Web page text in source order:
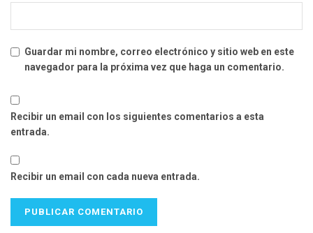
Guardar mi nombre, correo electrónico y sitio web en este
navegador para la próxima vez que haga un comentario.
Recibir un email con los siguientes comentarios a esta
entrada.
Recibir un email con cada nueva entrada.